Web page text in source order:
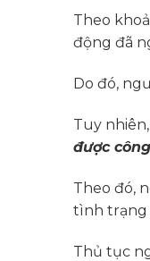
Theo
động đã
Do đó,
Tuy
được
Theo đó,
tình trạng
Thủ tục